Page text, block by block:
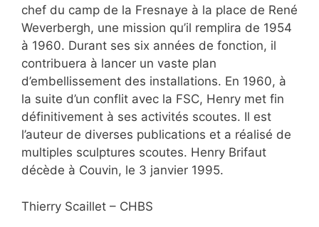
chef du camp de la Fresnaye à la place de René
Weverbergh, une mission qu’il remplira de 1954
à 1960. Durant ses six années de fonction, il
contribuera à lancer un vaste plan
d’embellissement des installations. En 1960, à
la suite d’un conflit avec la FSC, Henry met fin
définitivement à ses activités scoutes. Il est
l’auteur de diverses publications et a réalisé de
multiples sculptures scoutes. Henry Brifaut
décède à Couvin, le 3 janvier 1995.
Thierry Scaillet – CHBS